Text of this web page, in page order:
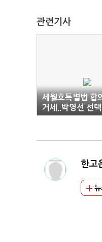
관련기사
세월호특별법 합
거세..박영선 선
한고